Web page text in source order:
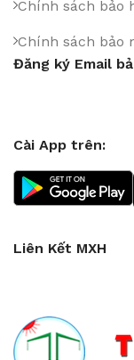
Chính sách bảo
Chính sách bảo
Đăng ký Email
Cài App trên:
Liên Kết MXH